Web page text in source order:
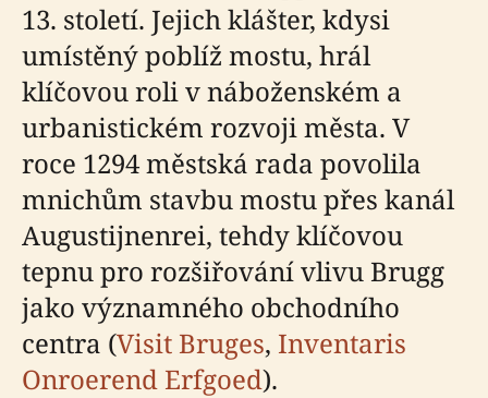
13. století. Jejich klášter, kdysi
umístěný poblíž mostu, hrál
klíčovou roli v náboženském a
urbanistickém rozvoji města. V
roce 1294 městská rada povolila
mnichům stavbu mostu přes kanál
Augustijnenrei, tehdy klíčovou
tepnu pro rozšiřování vlivu Brugg
jako významného obchodního
centra (Visit Bruges, Inventaris
Onroerend Erfgoed).